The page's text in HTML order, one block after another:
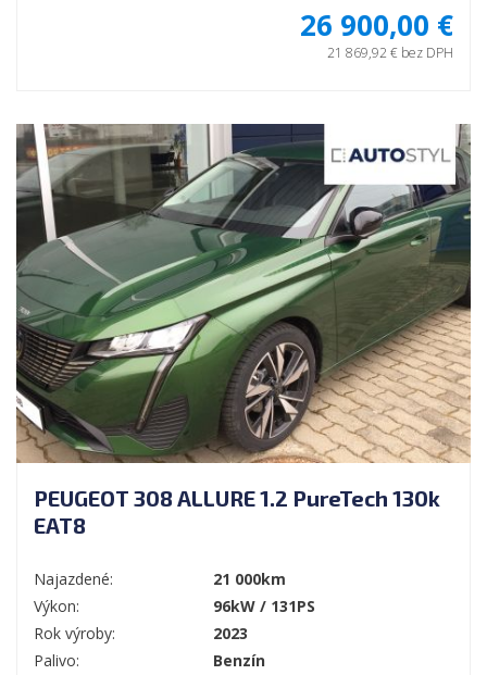
26 900,00 €
21 869,92 € bez DPH
PEUGEOT 308 ALLURE 1.2 PureTech 130k
EAT8
Najazdené:
21 000km
Výkon:
96kW / 131PS
Rok výroby:
2023
Palivo:
Benzín